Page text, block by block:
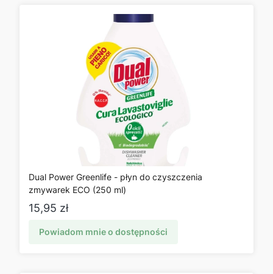
Dual Power Greenlife - płyn do czyszczenia
zmywarek ECO (250 ml)
Cena
15,95 zł
Powiadom mnie o dostępności